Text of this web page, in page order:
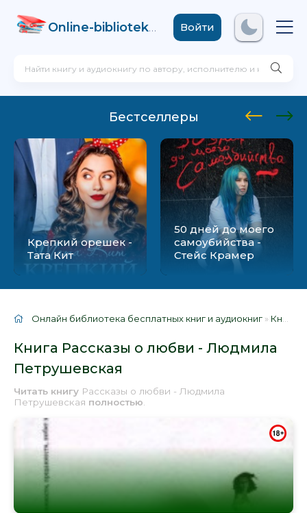
Online-biblioteka .comВойти
Бестселлеры
Крепкий орешек -
Тата Кит
50 дней до моего
самоубийства -
Стейс Крамер
Онлайн библиотека бесплатных книг и аудиокниг » Книги
Книга Рассказы о любви - Людмила
Петрушевская
Читать книгу Рассказы о любви - Людмила
Петрушевская полностью